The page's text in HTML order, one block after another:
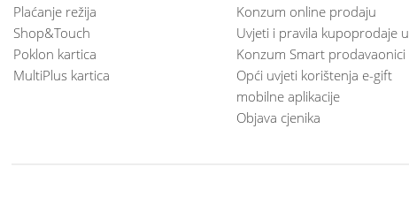
Plaćanje režija
Shop&Touch
Poklon kartica
MultiPlus kartica
Konzum online prodaju
Uvjeti i pravila kupoprodaje u
Konzum Smart prodavaonici
Opći uvjeti korištenja e-gift
mobilne aplikacije
Objava cjenika